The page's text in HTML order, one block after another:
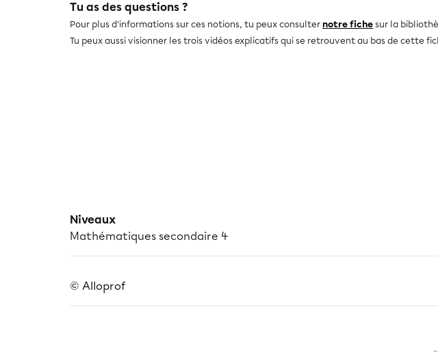
Tu as des questions ?
Pour plus d'informations sur ces notions, tu peux consulter notre fichesur la
Tu peux aussi visionner les trois vidéos explicatifs qui se retrouvent au bas de cette
Niveaux
Mathématiques secondaire 4
© Alloprof